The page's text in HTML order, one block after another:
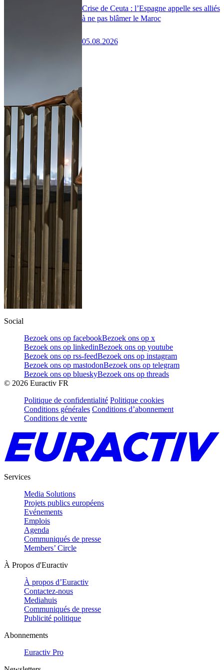
Crise de Ceuta : l’Espagne appelle ses alliés
à ne pas blâmer le Maroc
05.08.2026
Social
Bezoek ons op facebookBezoek ons op x
Bezoek ons op linkedinBezoek ons op youtube
Bezoek ons op rss-feedBezoek ons op instagram
Bezoek ons op mastodonBezoek ons op telegram
Bezoek ons op blueskyBezoek ons op threads
© 2026 Euractiv FR
Politique de confidentialité Politique cookies
Conditions générales Conditions d’abonnement
Conditions de vente
Services
Media Solutions
Projets publics européens
Evénements
Emplois
Agenda
Communiqués de presse
Members’ Circle
À Propos d'Euractiv
À propos d’Euractiv
Contactez-nous
Mediahuis
Communiqués de presse
Publicité politique
Abonnements
Euractiv Pro